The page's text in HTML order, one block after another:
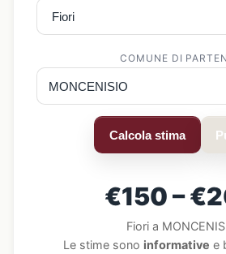
COMUNE DI
Calcola stima
€150 –
Fiori a
Le stime sono informative e